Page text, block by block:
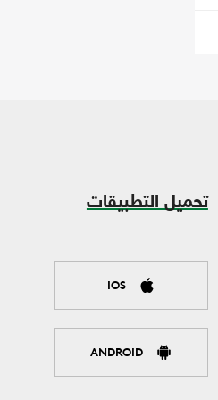
تحميل التطبيقات
IOS
ANDROID